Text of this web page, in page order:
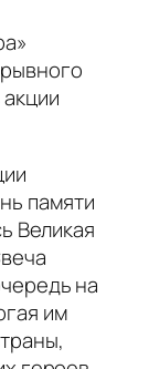
памяти
Великая
на
им